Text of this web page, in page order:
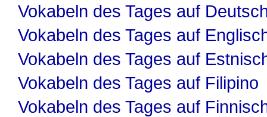
Vokabeln des Tages auf
Vokabeln des Tages auf
Vokabeln des Tages auf
Vokabeln des Tages auf Filipino
Vokabeln des Tages auf